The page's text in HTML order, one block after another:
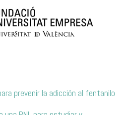
prevenir la adicción al fentanilo